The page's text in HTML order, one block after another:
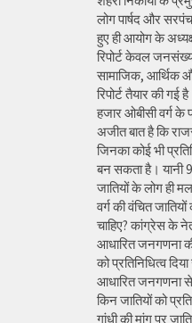
लोग पार्षद और
हुए ही आयोग के
रिपोर्ट केवल
सामाजिक, आर्थिक
रिपोर्ट तैयार की
हजार ओबीसी वर्ग के
अजीत बात है कि
जिनका कोई भी
बन सकता है। यानी
जातियों के लोग ही
वर्ग की वंचित
चाहिए? कांग्रेस के
आधारित जनगणना
को प्रतिनिधित्व
आधारित जनगणना से
किन जातियों को
गांधी की मांग पर